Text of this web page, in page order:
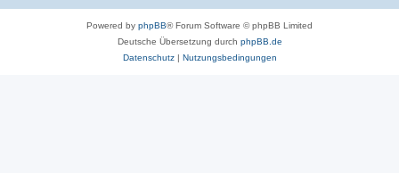
Powered by phpBB® Forum Software © phpBB Limited
Deutsche Übersetzung durch phpBB.de
Datenschutz| Nutzungsbedingungen